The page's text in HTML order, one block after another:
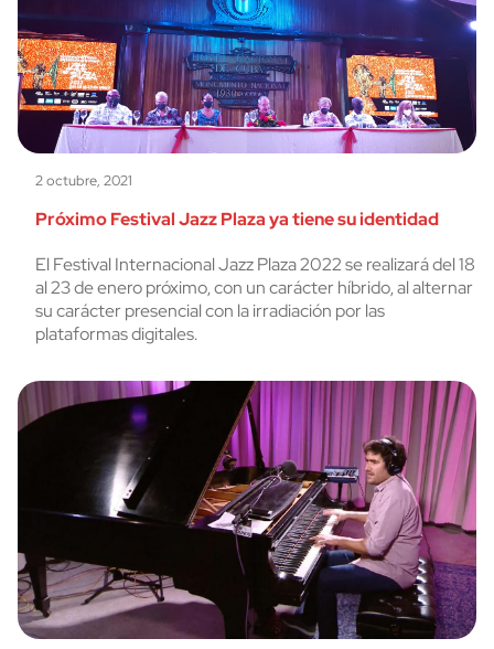
2 octubre, 2021
Próximo Festival Jazz Plaza ya tiene su identidad
El Festival Internacional Jazz Plaza 2022 se realizará del 18
al 23 de enero próximo, con un carácter híbrido, al alternar
su carácter presencial con la irradiación por las
plataformas digitales.